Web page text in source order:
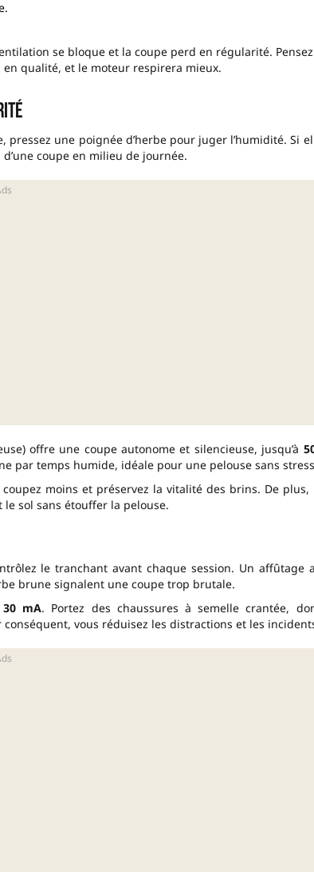
se bloque et la coupe perd en régularité.
qualité, et le moteur respirera mieux.
pressez une poignée d’herbe pour juger l’humidité. Si
coupe en milieu de journée.
offre une coupe autonome et silencieuse, jusqu’à
par temps humide, idéale pour une pelouse sans
moins et préservez la vitalité des brins. De plus,
sol sans étouffer la pelouse.
le tranchant avant chaque session. Un affûtage
brune signalent une coupe trop brutale.
30 mA. Portez des chaussures à semelle crantée,
vous réduisez les distractions et les